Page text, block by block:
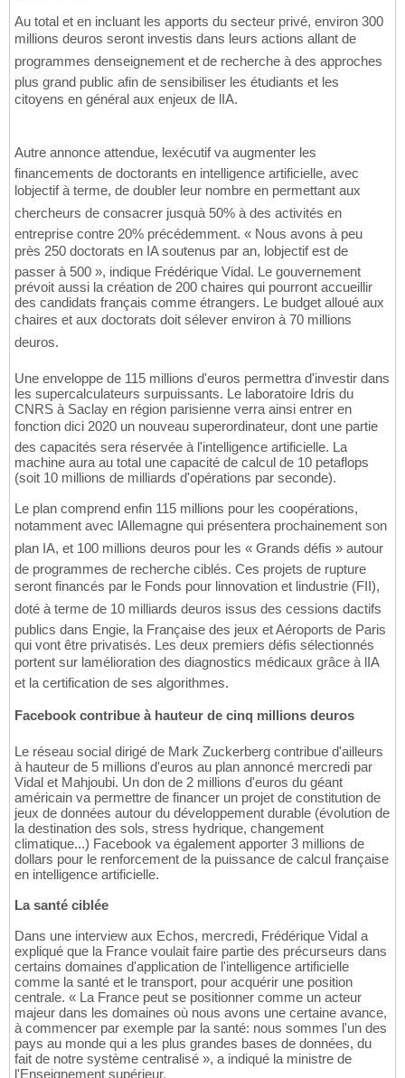
Au total et en incluant les apports du secteur privé, environ 300
millions deuros seront investis dans leurs actions allant de
programmes denseignement et de recherche à des approches
plus grand public afin de sensibiliser les étudiants et les
citoyens en général aux enjeux de lIA.
Autre annonce attendue, lexécutif va augmenter les
financements de doctorants en intelligence artificielle, avec
lobjectif à terme, de doubler leur nombre en permettant aux
chercheurs de consacrer jusquà 50% à des activités en
entreprise contre 20% précédemment. « Nous avons à peu
près 250 doctorats en IA soutenus par an, lobjectif est de
passer à 500 », indique Frédérique Vidal. Le gouvernement
prévoit aussi la création de 200 chaires qui pourront accueillir
des candidats français comme étrangers. Le budget alloué aux
chaires et aux doctorats doit sélever environ à 70 millions
deuros.
Une enveloppe de 115 millions d'euros permettra d'investir dans
les supercalculateurs surpuissants. Le laboratoire Idris du
CNRS à Saclay en région parisienne verra ainsi entrer en
fonction dici 2020 un nouveau superordinateur, dont une partie
des capacités sera réservée à l'intelligence artificielle. La
machine aura au total une capacité de calcul de 10 petaflops
(soit 10 millions de milliards d'opérations par seconde).
Le plan comprend enfin 115 millions pour les coopérations,
notamment avec lAllemagne qui présentera prochainement son
plan IA, et 100 millions deuros pour les « Grands défis » autour
de programmes de recherche ciblés. Ces projets de rupture
seront financés par le Fonds pour linnovation et lindustrie (FII),
doté à terme de 10 milliards deuros issus des cessions dactifs
publics dans Engie, la Française des jeux et Aéroports de Paris
qui vont être privatisés. Les deux premiers défis sélectionnés
portent sur lamélioration des diagnostics médicaux grâce à lIA
et la certification de ses algorithmes.
Facebook contribue à hauteur de cinq millions deuros
Le réseau social dirigé de Mark Zuckerberg contribue d'ailleurs
à hauteur de 5 millions d'euros au plan annoncé mercredi par
Vidal et Mahjoubi. Un don de 2 millions d'euros du géant
américain va permettre de financer un projet de constitution de
jeux de données autour du développement durable (évolution de
la destination des sols, stress hydrique, changement
climatique...) Facebook va également apporter 3 millions de
dollars pour le renforcement de la puissance de calcul française
en intelligence artificielle.
La santé ciblée
Dans une interview aux Echos, mercredi, Frédérique Vidal a
expliqué que la France voulait faire partie des précurseurs dans
certains domaines d'application de l'intelligence artificielle
comme la santé et le transport, pour acquérir une position
centrale. « La France peut se positionner comme un acteur
majeur dans les domaines où nous avons une certaine avance,
à commencer par exemple par la santé: nous sommes l'un des
pays au monde qui a les plus grandes bases de données, du
fait de notre système centralisé », a indiqué la ministre de
l'Enseignement supérieur.